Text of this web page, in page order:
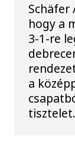
Schäfer
hogy a
3-1-re
a
tisztelet.